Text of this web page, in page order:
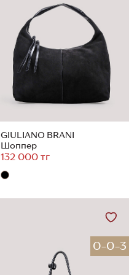
GIULIANO BRANI
Шоппер
132 000 тг
0-0-3